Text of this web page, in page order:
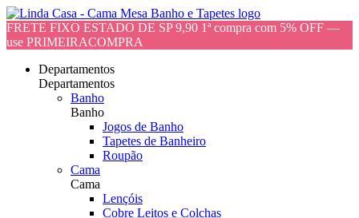
FRETE FIXO ESTADO DE SP 9,90 1ª compra com 5% OFF —
use PRIMEIRACOMPRA
Departamentos
Departamentos
Banho
Banho
Jogos de Banho
Tapetes de Banheiro
Roupão
Cama
Cama
Lençóis
Cobre Leitos e Colchas